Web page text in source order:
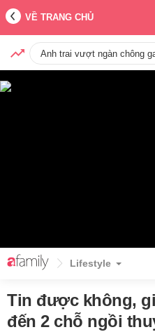
VỀ TRANG CHỦ
Anh trai vượt ngàn chông
Lifestyle
Tin được không,
đến 2 chỗ ngồi